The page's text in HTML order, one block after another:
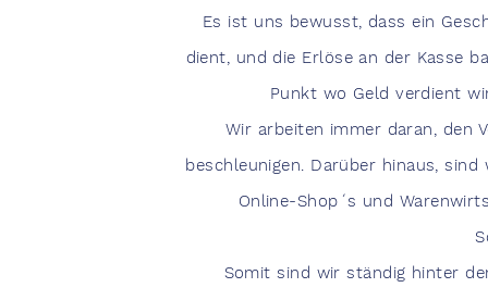
Es ist uns bewusst, dass ein
dient, und die Erlöse an der Kasse
Punkt wo Geld verdient
Wir arbeiten immer daran, den
beschleunigen. Darüber hinaus,
Online-Shop´s und
Somit sind wir ständig hinter